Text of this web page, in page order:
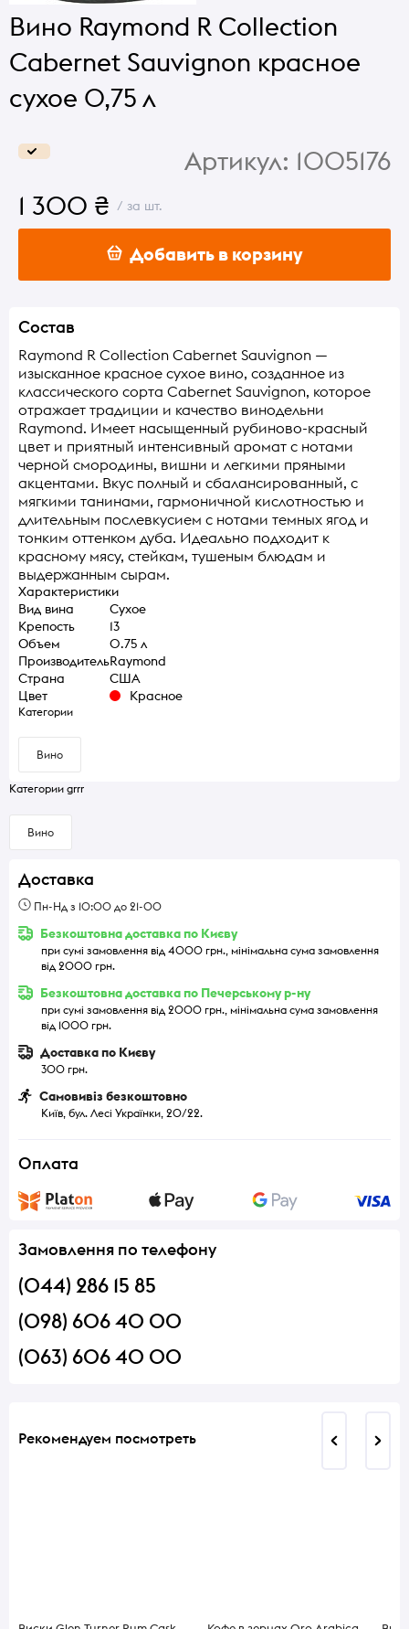
Вино Raymond R Collection
Cabernet Sauvignon красное
сухое 0,75 л
Артикул: 1005176
1 300 ₴ / за шт.
Добавить в корзину
Состав
Raymond R Collection Cabernet Sauvignon —
изысканное красное сухое вино, созданное из
классического сорта Cabernet Sauvignon, которое
отражает традиции и качество винодельни
Raymond. Имеет насыщенный рубиново-красный
цвет и приятный интенсивный аромат с нотами
черной смородины, вишни и легкими пряными
акцентами. Вкус полный и сбалансированный, с
мягкими танинами, гармоничной кислотностью и
длительным послевкусием с нотами темных ягод и
тонким оттенком дуба. Идеально подходит к
красному мясу, стейкам, тушеным блюдам и
выдержанным сырам.
Характеристики
Вид вина
Сухое
Крепость
13
Объем
0.75 л
ПроизводительRaymond
Страна
США
Цвет
Красное
Категории
Вино
Категории grrr
Вино
Доставка
Пн-Нд з 10:00 до 21-00
Безкоштовна доставка по Києву
при сумі замовлення від 4000 грн., мінімальна сума замовлення
від 2000 грн.
Безкоштовна доставка по Печерському р-ну
при сумі замовлення від 2000 грн., мінімальна сума замовлення
від 1000 грн.
Доставка по Києву
300 грн.
Самовивіз безкоштовно
Київ, бул. Лесі Українки, 20/22.
Оплата
Замовлення по телефону
(044) 286 15 85
(098) 606 40 00
(063) 606 40 00
Рекомендуем посмотреть